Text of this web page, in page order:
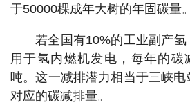
于50000棵成年大树的年固碳量。
若全国有10%的工业副产
用于氢内燃机发电，每年的碳
吨。这一减排潜力相当于三峡
对应的碳减排量。